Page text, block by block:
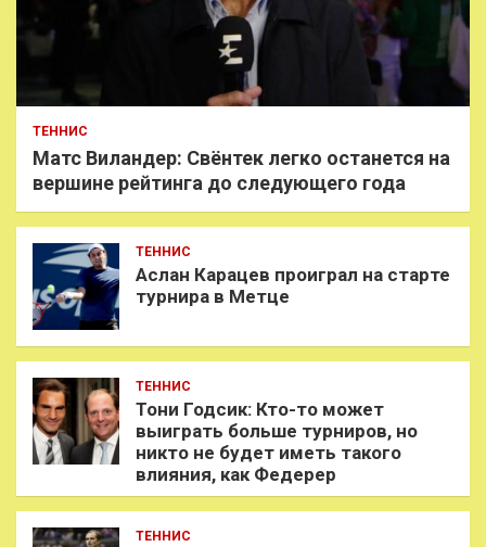
ТЕННИС
Матс Виландер: Свёнтек легко останется на
вершине рейтинга до следующего года
ТЕННИС
Аслан Карацев проиграл на старте
турнира в Метце
ТЕННИС
Тони Годсик: Кто-то может
выиграть больше турниров, но
никто не будет иметь такого
влияния, как Федерер
ТЕННИС